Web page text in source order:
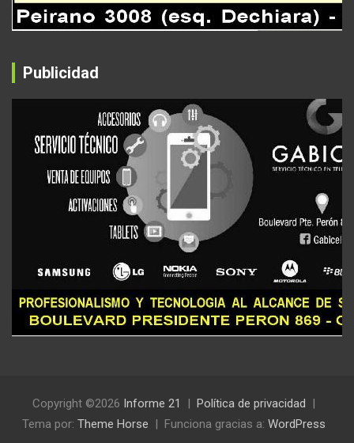
Publicidad
Copyright ©2026 Informe 21
Política de privacidad
Tema por: Theme Horse Funciona gracias a: WordPress